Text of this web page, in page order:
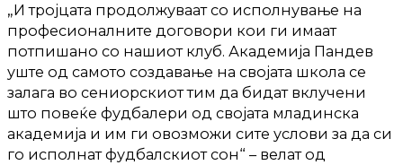
„И тројцата продолжуваат со исполнување на
професионалните договори кои ги имаат
потпишано со нашиот клуб. Академија Пандев
уште од самото создавање на својата школа се
залага во сениорскиот тим да бидат вклучени
што повеќе фудбалери од својата младинска
академија и им ги овозможи сите услови за да си
го исполнат фудбалскиот сон“ – велат од